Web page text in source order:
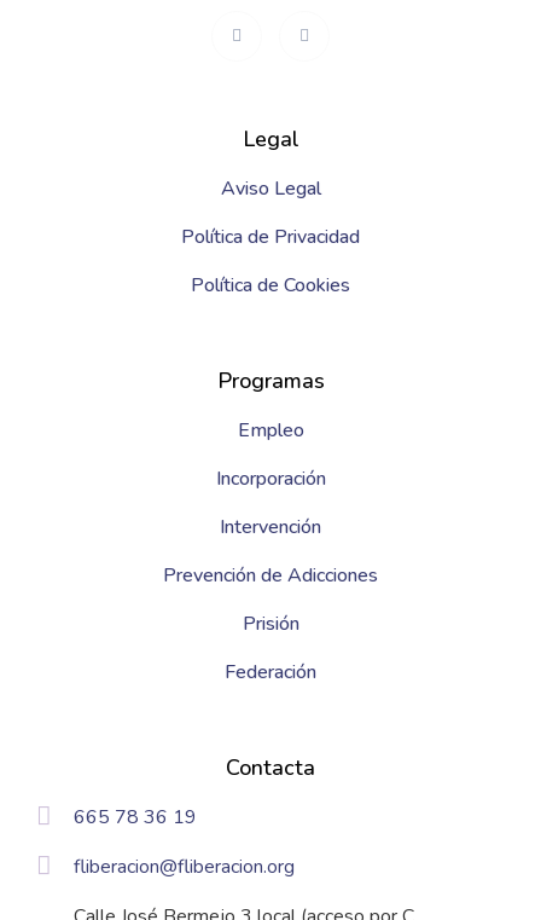
Legal
Aviso Legal
Política de Privacidad
Política de Cookies
Programas
Empleo
Incorporación
Intervención
Prevención de Adicciones
Prisión
Federación
Contacta
665 78 36 19
fliberacion@fliberacion.org